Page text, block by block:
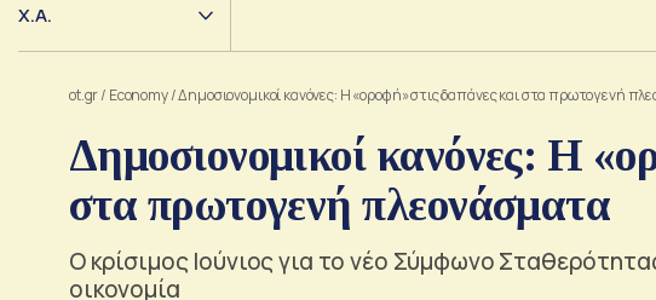
Χ.Α.
ot.gr/ Economy/Δημοσιονομικοί κανόνες: Η «οροφή» στις δαπάνες και στα πρωτογενή
Δημοσιονομικοί κανόνες: Η
στα πρωτογενή πλεονάσματα
Ο κρίσιμος Ιούνιος για το νέο Σύμφωνο
οικονομία